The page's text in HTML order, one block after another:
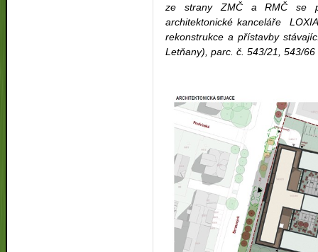
ze strany ZMČ a RMČ se
architektonické kanceláře
rekonstrukce a přístavby
Letňany), parc. č. 543/21, 543/